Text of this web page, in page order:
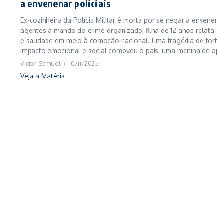
a envenenar policiais
Ex-cozinheira da Polícia Militar é morta por se negar a
agentes a mando do crime organizado; filha de 12 anos relata
e saudade em meio à comoção nacional. Uma tragédia de
impacto emocional e social comoveu o país: uma menina de
Victor Samuel 10/11/2025
Veja a Matéria